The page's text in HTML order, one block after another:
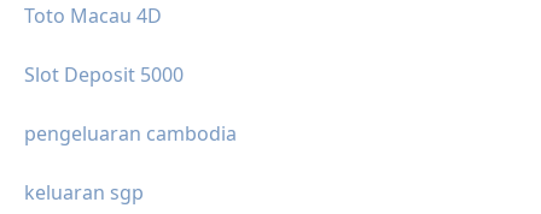
Toto Macau 4D
Slot Deposit 5000
pengeluaran cambodia
keluaran sgp